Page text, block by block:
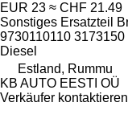
EUR 23 ≈ CHF 21.49
Sonstiges Ersatzteil
9730110110
Diesel
Estland, Rummu
KB AUTO EESTI OÜ
Verkäufer kontaktieren